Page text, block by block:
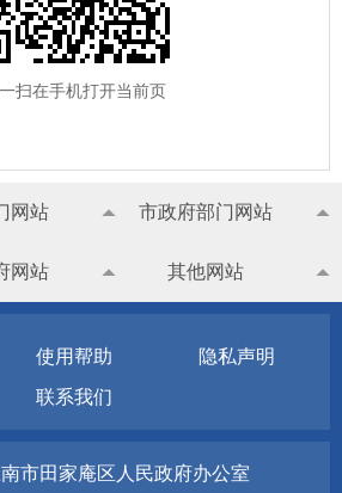
扫在手机打开当前页
网站 市政府部门网站
网站 其他网站
使用帮助
隐私声明
联系我们
市田家庵区人民政府办公室